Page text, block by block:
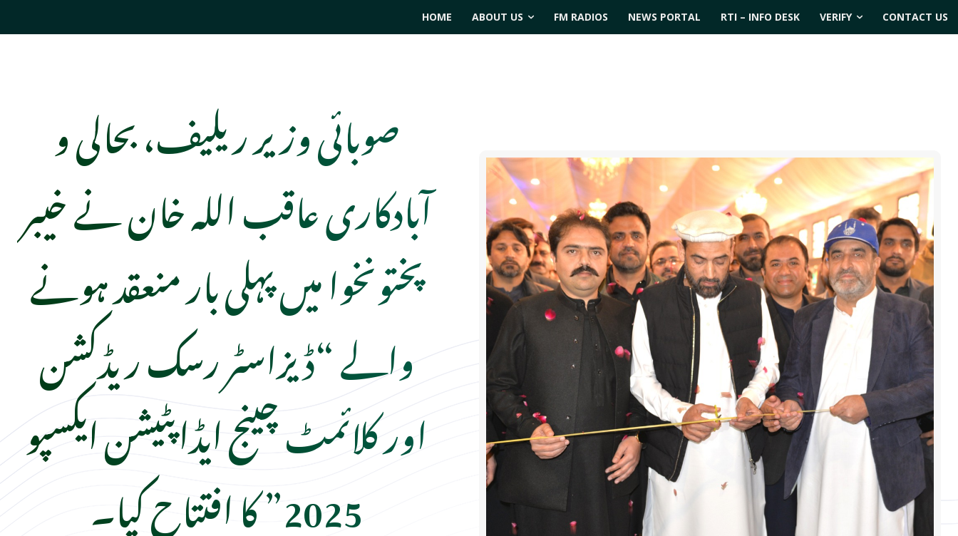
HOME ABOUT US FM RADIOS NEWS PORTAL RTI – INFO DESK VERIFY CONTACT US
صوبائی وزیر ریلیف، بحالی و
آبادکاری عاقب اللہ خان نے خیبر
پختونخوا میں پہلی بار منعقد ہونے
والے “ڈیزاسٹر رسک ریڈکشن
اور کلائمٹ چینج ایڈاپٹیشن ایکسپو
2025” کا افتتاح کیا۔